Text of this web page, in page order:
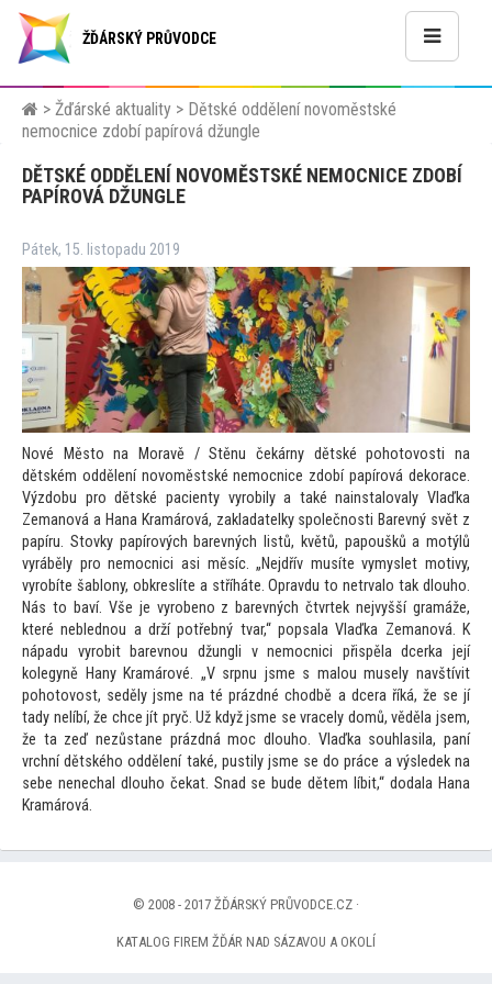
ŽĎÁRSKÝ PRŮVODCE
> Žďárské aktuality > Dětské oddělení novoměstské
nemocnice zdobí papírová džungle
DĚTSKÉ ODDĚLENÍ NOVOMĚSTSKÉ NEMOCNICE ZDOBÍ
PAPÍROVÁ DŽUNGLE
Pátek, 15. listopadu 2019
Nové Město na Moravě / Stěnu čekárny dětské pohotovosti na
dětském oddělení novoměstské nemocnice zdobí papírová dekorace.
Výzdobu pro dětské pacienty vyrobily a také nainstalovaly Vlaďka
Zemanová a Hana Kramárová, zakladatelky společnosti Barevný svět z
papíru. Stovky papírových barevných listů, květů, papoušků a motýlů
vyráběly pro nemocnici asi měsíc. „Nejdřív musíte vymyslet motivy,
vyrobíte šablony, obkreslíte a stříháte. Opravduto netrvalo tak dlouho.
Nás to baví. Vše je vyrobeno z barevných čtvrtek nejvyšší gramáže,
které neblednou a drží potřebný tvar,“ popsala Vlaďka Zemanová. K
nápadu vyrobit barevnou džungli v nemocnici přispěla dcerka její
kolegyně Hany Kramárové. „V srpnu jsme s malou musely navštívit
pohotovost, seděly jsme na té prázdné chodbě a dcera říká, že se jí
tady nelíbí, že chce jít pryč. Už když jsme se vracely domů, věděla jsem,
že ta zeď nezůstane prázdná moc dlouho. Vlaďka souhlasila, paní
vrchní dětského oddělení také, pustily jsme se do práce a výsledek na
sebe nenechal dlouho čekat. Snad se bude dětem líbit,“ dodala Hana
Kramárová.
© 2008 - 2017 ŽĎÁRSKÝ PRŮVODCE.CZ ·
KATALOG FIREM ŽĎÁR NAD SÁZAVOU A OKOLÍ